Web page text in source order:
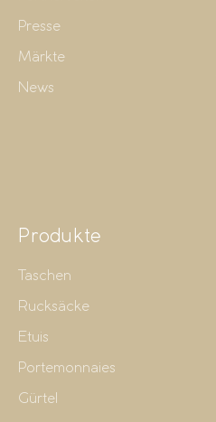
Presse
Märkte
News
Produkte
Taschen
Rucksäcke
Etuis
Portemonnaies
Gürtel